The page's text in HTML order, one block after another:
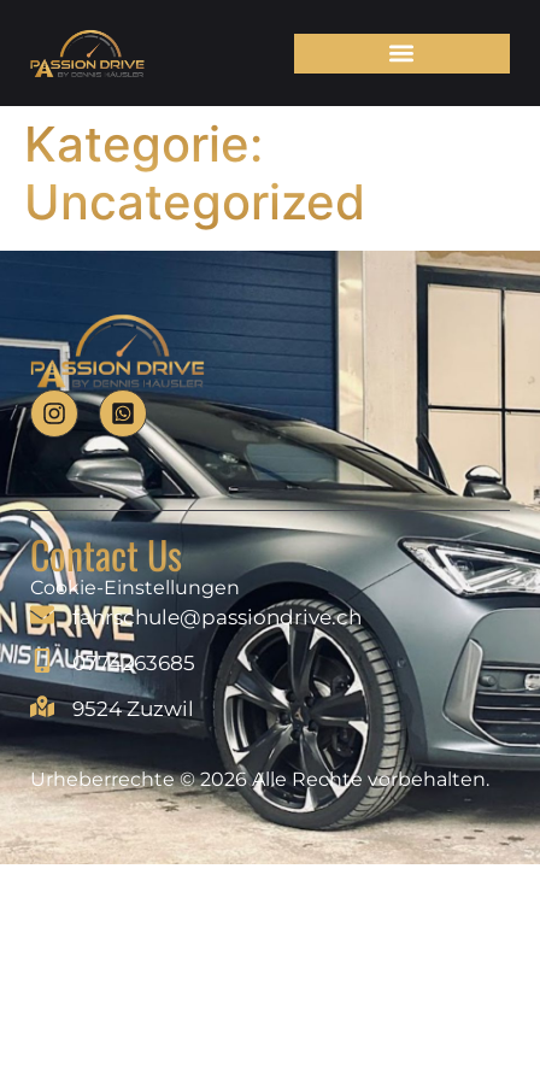
Kategorie:
Uncategorized
Urheberrechte © 2026 Alle Rechte vorbehalten.
Contact Us
fahrschule@passiondrive.ch
0774263685
9524 Zuzwil
Cookie-Einstellungen